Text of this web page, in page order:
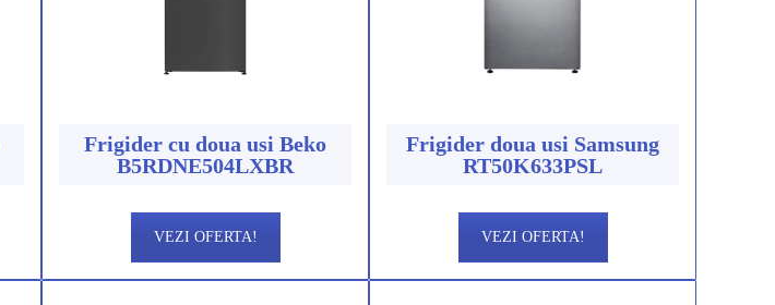
Frigider cu doua usi Beko
B5RDNE504LXBR
VEZI OFERTA!
Frigider doua usi Samsung
RT50K633PSL
VEZI OFERTA!